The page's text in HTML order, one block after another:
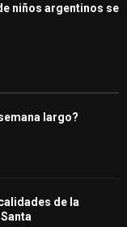
niños argentinos se
largo?
de la